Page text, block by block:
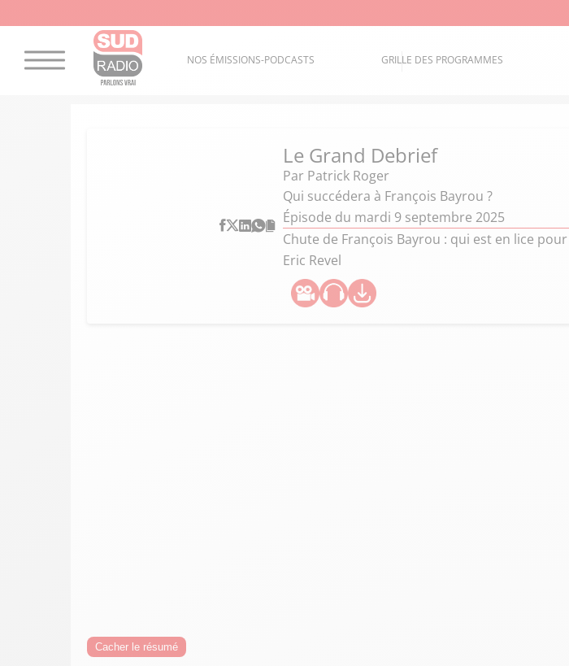
NOS ÉMISSIONS-PODCASTS GRILLE DES PROGRAMMES
Le Grand Debrief
Par Patrick Roger
Qui succédera à François Bayrou ?
Épisode du mardi 9 septembre 2025
Chute de François Bayrou : qui est en lice
Eric Revel
Cacher le résumé